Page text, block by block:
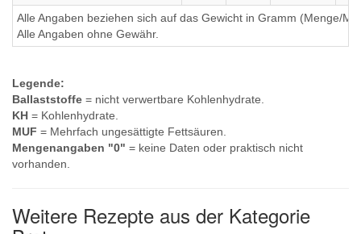
Alle Angaben beziehen sich auf das Gewicht in Gramm (Menge/
Alle Angaben ohne Gewähr.
Legende:
Ballaststoffe = nicht verwertbare Kohlenhydrate.
KH = Kohlenhydrate.
MUF = Mehrfach ungesättigte Fettsäuren.
Mengenangaben "0" = keine Daten oder praktisch nicht
vorhanden.
Weitere Rezepte aus der Kategorie